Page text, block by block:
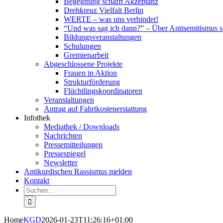
Drehkreuz Vielfalt Berlin
WERTE – was uns verbindet!
“Und was sag ich dann?” – Über Antisemitismus
Bildungsveranstaltungen
Schulungen
Gremienarbeit
Abgeschlossene Projekte
Frauen in Aktion
Strukturförderung
Flüchtlingskoordinatoren
Veranstaltungen
Antrag auf Fahrtkostenerstattung
Infothek
Mediathek / Downloads
Nachrichten
Pressemitteilungen
Pressespiegel
Newsletter
Antikurdischen Rassismus melden
Kontakt
Suche
nach:
HomeKGD2026-01-23T11:26:16+01:00